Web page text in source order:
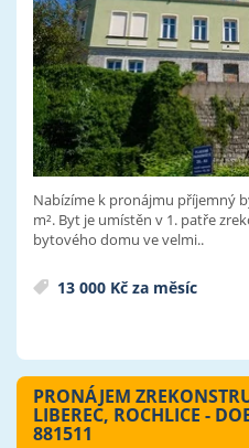
Nabízíme k pronájmu příjemný
m². Byt je umístěn v 1. patře
bytového domu ve velmi..
13 000 Kč za měsíc
PRONÁJEM
LIBEREC, ROCHLICE -
881511